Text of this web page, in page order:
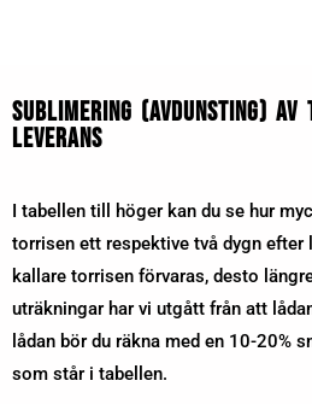
Sublimering (avdunsting)
leverans
I tabellen till höger kan du se hur
torrisen ett respektive två dygn efter
kallare torrisen förvaras, desto
uträkningar har vi utgått från att
lådan bör du räkna med en 10-20%
som står i tabellen.